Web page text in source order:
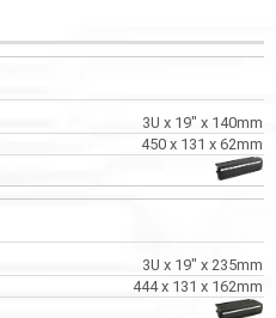
3U x 19" x 140mm
450 x 131 x 62mm
3U x 19" x 235mm
444 x 131 x 162mm